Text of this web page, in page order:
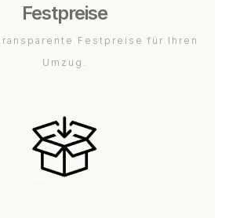
Festpreise
Festpreise für Ihren
Umzug.